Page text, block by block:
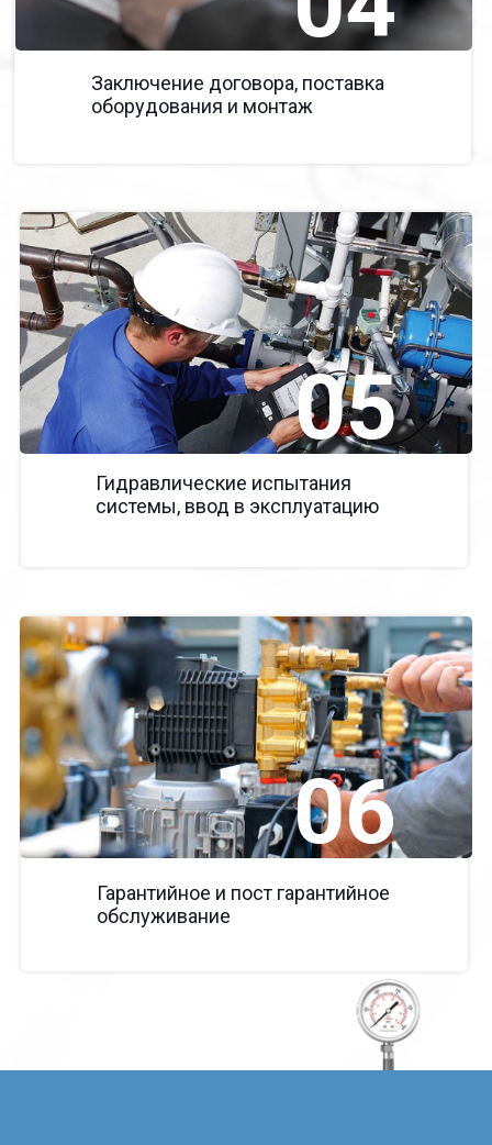
Гидравлические испытания
системы, ввод в эксплуатацию
05
Гарантийное и пост гарантийное
обслуживание
06
Заключение договора, поставка
оборудования и монтаж